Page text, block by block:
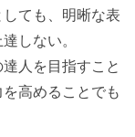
ても、明晰な表
しない。
人を目指すこと
高めることでも